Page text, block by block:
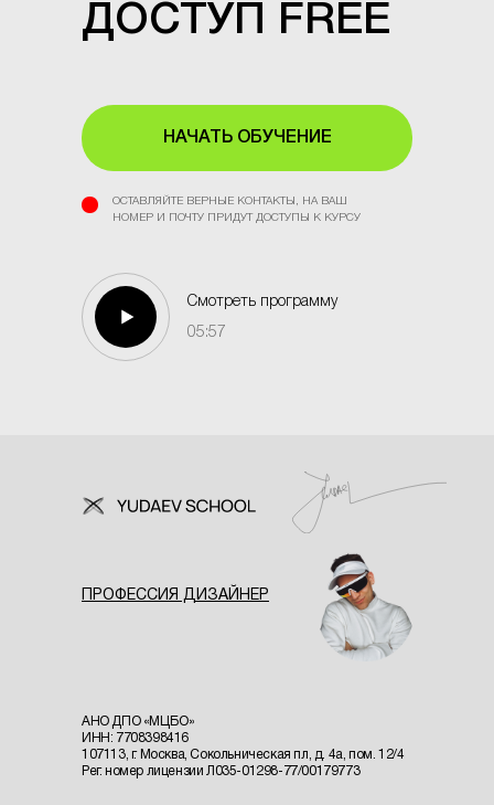
ДОСТУП FREE
ОСТАВЛЯЙТЕ ВЕРНЫЕ КОНТАКТЫ, НА ВАШ
НОМЕР И ПОЧТУ ПРИДУТ ДОСТУПЫ К КУРСУ
Смотреть программу
05:57
НАЧАТЬ ОБУЧЕНИЕ
▲
ПРОФЕССИЯ ДИЗАЙНЕР
АНО ДПО «МЦБО»
ИНН: 7708398416
107113, г. Москва, Сокольническая пл, д. 4а, пом. 12/4
Рег. номер лицензии Л035-01298-77/00179773